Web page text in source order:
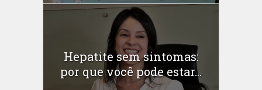
Hepatite sem sintomas:
por que você pode estar...